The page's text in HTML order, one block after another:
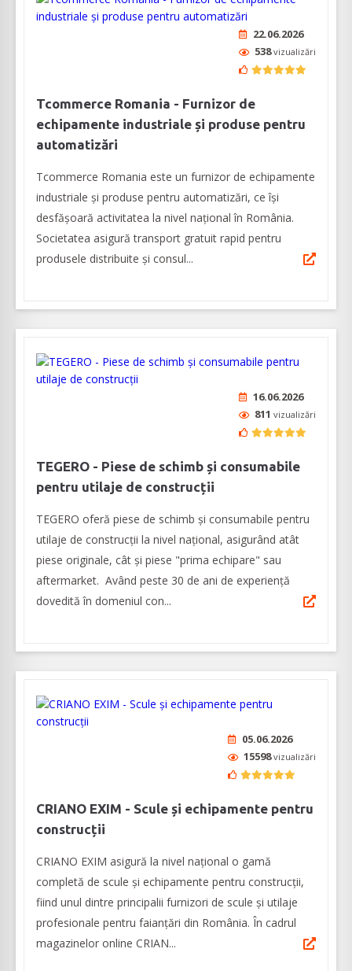
22.06.2026
538vizualizări
Tcommerce Romania - Furnizor de
echipamente industriale și produse pentru
automatizări
Tcommerce Romania este un furnizor de echipamente
industriale și produse pentru automatizări, ce își
desfășoară activitatea la nivel național în România.
Societatea asigură transport gratuit rapid pentru
produsele distribuite și consul...
16.06.2026
811 vizualizări
TEGERO - Piese de schimb și consumabile
pentru utilaje de construcții
TEGERO oferă piese de schimb și consumabile pentru
utilaje de construcții la nivel național, asigurând atât
piese originale, cât și piese "prima echipare" sau
aftermarket. Având peste 30 de ani de experiență
dovedită în domeniul con...
05.06.2026
15598vizualizări
CRIANO EXIM - Scule și echipamente pentru
construcții
CRIANO EXIM asigură la nivel național o gamă
completă de scule și echipamente pentru construcții,
fiind unul dintre principalii furnizori de scule și utilaje
profesionale pentru faianțări din România. În cadrul
magazinelor online CRIAN...